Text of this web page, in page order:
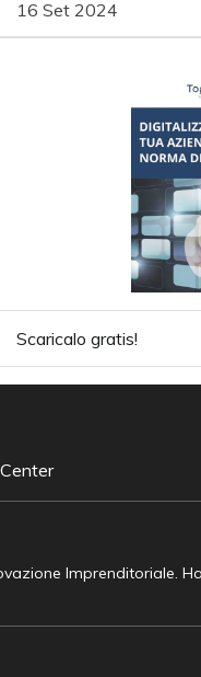
16 Set 2024
Scaricalo gratis!
Imprenditoriale.